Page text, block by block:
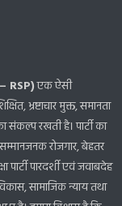
RSP)एक ऐसी
भ्रष्टाचार मुक्त, समानता
संकल्प रखती है। पार्टी का
रोजगार, बेहतर
पार्टी पारदर्शी एवं जवाबदेह
सामाजिक न्याय तथा